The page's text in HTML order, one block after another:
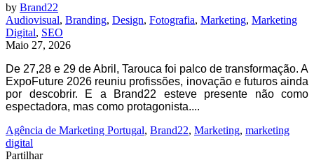
by Brand22
Audiovisual, Branding, Design, Fotografia, Marketing, Marketing
Digital, SEO
Maio 27, 2026
De 27,28 e 29 de Abril, Tarouca foi palco de transformação. A
ExpoFuture 2026 reuniu profissões, inovação e futuros ainda
por descobrir. E a Brand22 esteve presente não como
espectadora, mas como protagonista....
Agência de Marketing Portugal, Brand22, Marketing, marketing
digital
Partilhar